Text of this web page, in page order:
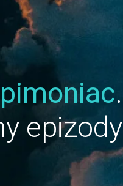
.
epizody